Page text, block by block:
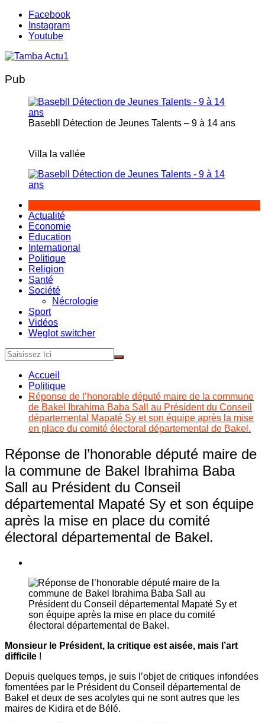
Aller
contenu
Facebook
Instagram
Youtube
Pub
Basebll Détection de Jeunes Talents – 9 à 14 ans
Villa la vallée
Actualité
Economie
Education
International
Politique
Religion
Santé
Société
Nécrologie
Sport
Vidéos
Weglot switcher
Accueil
Politique
Réponse de l’honorable député maire de la commune
de Bakel Ibrahima Baba Sall au Président du Conseil
départemental Mapaté Sy et son équipe après la mise
en place du comité électoral départemental de Bakel.
Réponse de l’honorable député maire de
la commune de Bakel Ibrahima Baba
Sall au Président du Conseil
départemental Mapaté Sy et son équipe
après la mise en place du comité
électoral départemental de Bakel.
Monsieur le Président, la critique est aisée, mais l’art
difficile !
Depuis quelques temps, je suis l’objet de critiques infondées
fomentées par le Président du Conseil départemental de
Bakel et deux de ses acolytes qui ne sont autres que les
maires de Kidira et de Bélé.